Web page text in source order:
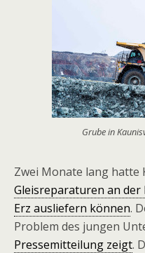
Grube in
Zwei Monate lang hatte
Gleisreparaturen an der
Erz ausliefern können.
Problem des jungen
Pressemitteilung zeigt.